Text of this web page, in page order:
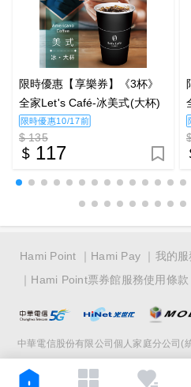
限時優惠【享樂券】《3杯》
全家Let's Café-冰美式(大杯)
限時優惠10/17前
$ 135
117
Hami Point Hami Pay
我的
Hami Point票券館服務使用條款
中華電信股份有限公司個人家庭分公司